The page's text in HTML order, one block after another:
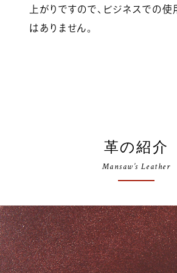
上がりですので、ビジネスでの使
はありません。
革の紹介
Mansaw’s Leather